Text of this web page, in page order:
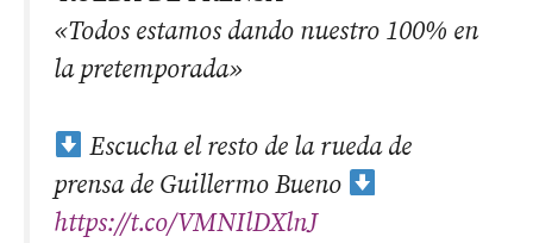
«Todos estamos dando nuestro 100% en
la pretemporada»
Escucha el resto de la rueda de
prensa de Guillermo Bueno
https://t.co/VMNIlDXlnJ